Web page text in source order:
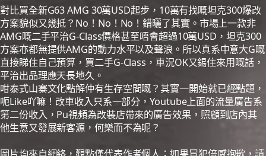
對比買全新G63 AMG 30萬USD起步，10萬有找嘅坦克300爆改
方案貌似又幾抵？No！No！No！錯曬了其實。市場上一款非
AMG嘅二手平治G-Class價格甚至唔會超過10萬USD，坦克300
方案亦都無提供AMG的動力水平以及聲浪。所以真系中意大G嘅
直接睇住自己預算，買二手G-Class，車況OK又錫住來用嘅話，
平治出品理應天長地久。
咁泰式山寨文化點解仲有生存空間嘅？其實一開始就已經點題，
呃Like吖嘛！改車收入只系一部分，Youtube上面的流量廣告系
第二份收入，Pu視頻為改裝店帶來的廣告效果，照顧到店內其
他生意又發展新客源，何樂而不為呢？